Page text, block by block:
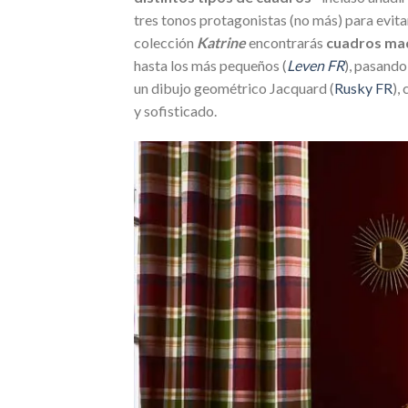
tres tonos protagonistas (no más) para
colección Katrineencontrarás cuadros
hasta los más pequeños (Leven FR),
un dibujo geométrico Jacquard (Rusky FR),
y sofisticado.